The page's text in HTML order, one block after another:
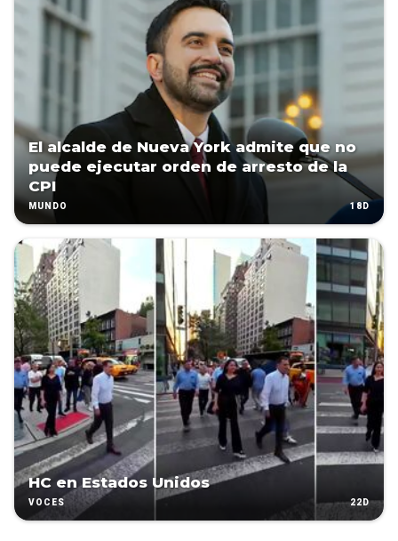
El alcalde de Nueva York admite que no
puede ejecutar orden de arresto de la
CPI
MUNDO 18D
HC en Estados Unidos
VOCES 22D